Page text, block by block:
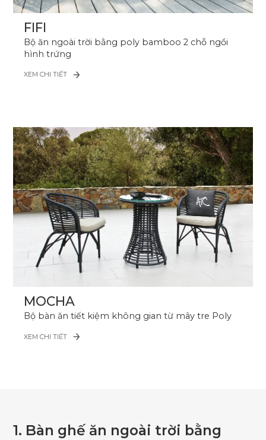
FIFI
Bộ ăn ngoài trời bằng poly bamboo 2 chỗ ngồi
hình trứng
XEM CHI TIẾT
MOCHA
Bộ bàn ăn tiết kiệm không gian từ mây tre Poly
XEM CHI TIẾT
1. Bàn ghế ăn ngoài trời bằng